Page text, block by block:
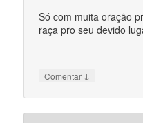
Só com muita oração
raça pro seu devido
Comentar ↓